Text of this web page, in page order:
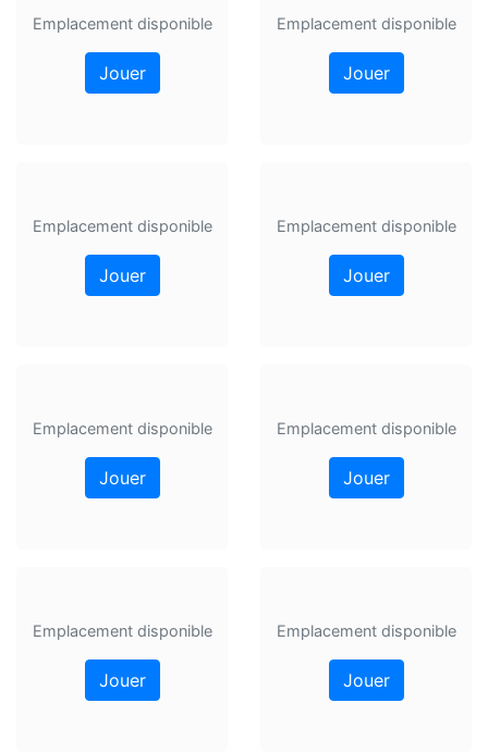
Emplacement disponible
Jouer
Emplacement disponible
Jouer
Emplacement disponible
Jouer
Emplacement disponible
Jouer
Emplacement disponible
Jouer
Emplacement disponible
Jouer
Emplacement disponible
Jouer
Emplacement disponible
Jouer